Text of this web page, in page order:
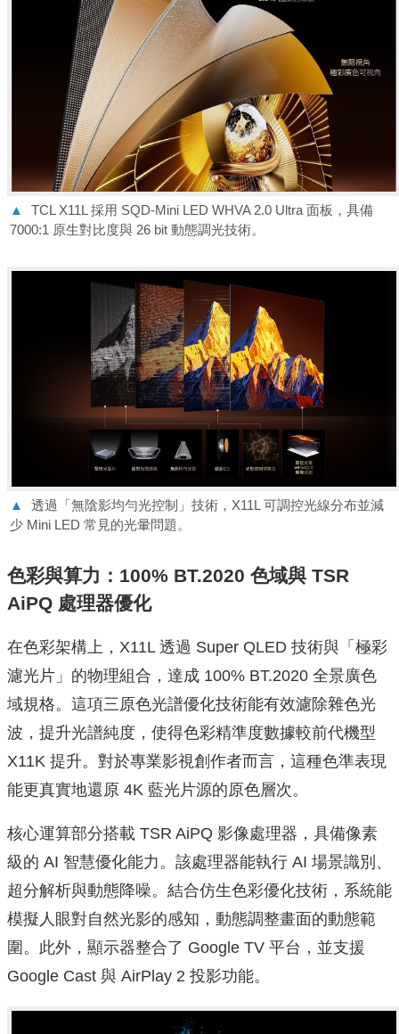
▲
TCL X11L 採用 SQD-Mini LED WHVA 2.0 Ultra 面板，具備
7000:1 原生對比度與 26 bit 動態調光技術。
▲
透過「無陰影均勻光控制」技術，X11L 可調控光線分布並減
少 Mini LED 常見的光暈問題。
色彩與算力：100% BT.2020 色域與 TSR
AiPQ 處理器優化
在色彩架構上，X11L 透過 Super QLED 技術與「極彩
濾光片」的物理組合，達成 100% BT.2020 全景廣色
域規格。這項三原色光譜優化技術能有效濾除雜色光
波，提升光譜純度，使得色彩精準度數據較前代機型
X11K 提升。對於專業影視創作者而言，這種色準表現
能更真實地還原 4K 藍光片源的原色層次。
核心運算部分搭載 TSR AiPQ 影像處理器，具備像素
級的 AI 智慧優化能力。該處理器能執行 AI 場景識別、
超分解析與動態降噪。結合仿生色彩優化技術，系統能
模擬人眼對自然光影的感知，動態調整畫面的動態範
圍。此外，顯示器整合了 Google TV 平台，並支援
Google Cast 與 AirPlay 2 投影功能。